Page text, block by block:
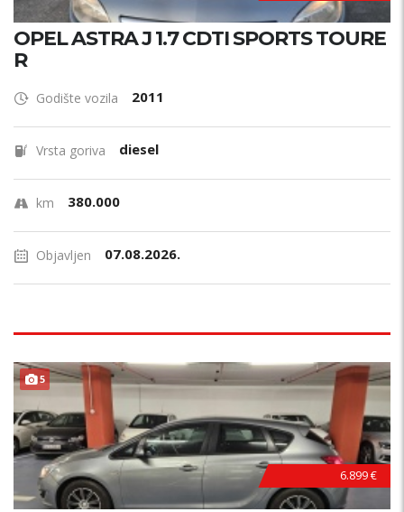
OPEL ASTRA J 1.7 CDTI SPORTS TOURE
R
Godište vozila 2011
Vrsta goriva diesel
km 380.000
Objavljen 07.08.2026.
5 PRILIKA !
6.899 €